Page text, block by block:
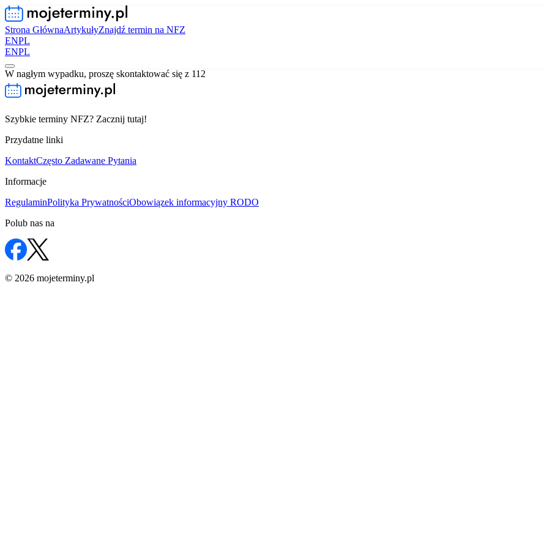
Strona GłównaArtykułyZnajdź termin na NFZ
ENPL
ENPL
W nagłym wypadku, proszę skontaktować się z 112
Szybkie terminy NFZ? Zacznij tutaj!
Przydatne linki
KontaktCzęsto Zadawane Pytania
Informacje
RegulaminPolityka PrywatnościObowiązek informacyjny RODO
Polub nas na
© 2026 mojeterminy.pl